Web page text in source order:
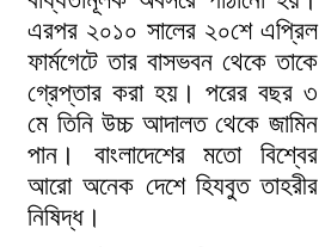
এরপর ২০১০ সালের ২০শে এপ্রিল
ফার্মগেটে তার বাসভবন থেকে তাকে
গ্রেপ্তার করা হয়। পরের বছর ৩
মে তিনি উচ্চ আদালত থেকে জামিন
পান। বাংলাদেশের মতো বিশ্বের
আরো অনেক দেশে হিযবুত তাহরীর
নিষিদ্ধ।